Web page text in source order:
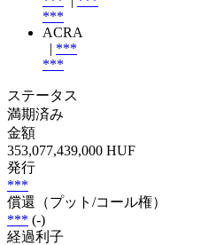
***
ACRA
| ***
***
ステータス
満期済み
金額
353,077,439,000 HUF
発行
***
償還（プット/コール権）
*** (-)
経過利子